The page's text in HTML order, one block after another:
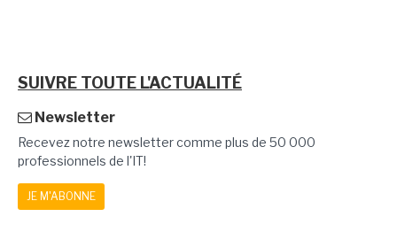
SUIVRE TOUTE L'ACTUALITÉ
Newsletter
Recevez notre newsletter comme plus de 50 000
professionnels de l'IT!
JE M'ABONNE